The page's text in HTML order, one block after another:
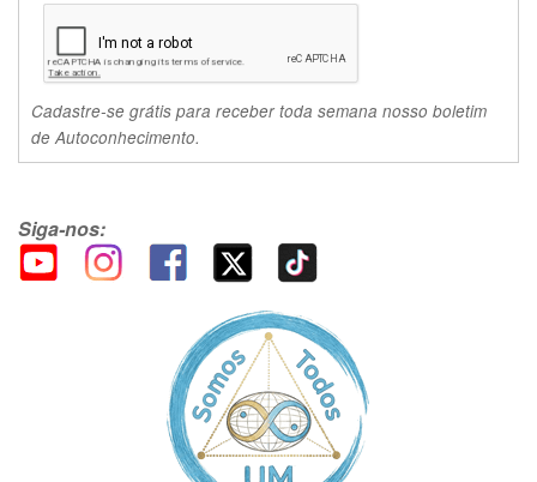
Cadastre-se grátis para receber toda semana nosso boletim
de Autoconhecimento.
Siga-nos: